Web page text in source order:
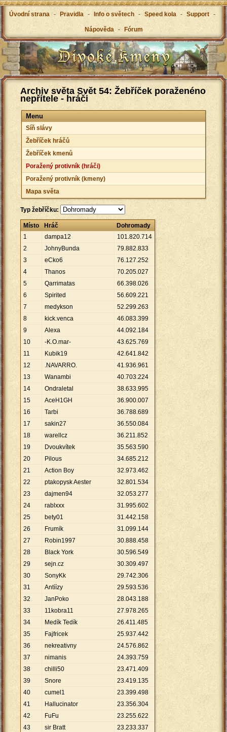
Úvodní strana - Pravidla - Info o světech - Speed kola - Support -
Nápověda - Fórum
Archiv světa Svět 54: Žebříček poraženéno
nepřítele - hráči
Menu
Síň slávy
Žebříček hráčů
Žebříček kmenů
Poražený protivník (hráči)
Poražený protivník (kmeny)
Mapa světa
Typ žebříčku:
Místo Hráč
Dohromady
1
dampa12 101.820.714
2
JohnyBunda 79.882.833
3
eCko6 76.127.252
4
Thanos 70.205.027
5
Qarrimatas 66.398.026
6
Spirited 56.609.221
7
medykson 52.299.263
8
kick.venca 46.083.399
9
Alexa 44.092.184
10
-K.O.mar- 43.625.769
11
Kubik19 42.641.842
12
.NAVARRO. 41.936.961
13
Wanambi 40.703.224
14
Ondraletal 38.633.995
15
AceH1GH 36.900.007
16
Tarbi 36.788.689
17
sakin27 36.550.084
18
warellcz 36.211.852
19
Dvoukvítek 35.563.590
20
Pilous 34.685.212
21
Action Boy 32.973.462
22
ptakopysk Aester 32.801.534
23
dajmen94 32.053.277
24
rablxxx 31.995.602
25
bety01 31.442.158
26
Frumík 31.099.144
27
Robin1997 30.888.458
28
Black York 30.596.549
29
sejn.cz 30.309.497
30
SonyKk 29.742.306
31
Antíízy 29.593.536
32
JanPoko 28.043.188
33
11kobra11 27.978.265
34
Medík Tedík 26.411.485
35
Fajfricek 25.937.442
36
nekreativny 24.576.862
37
nimanis 24.393.759
38
chilli50 23.471.409
39
Snore 23.419.135
40
cumel1 23.399.498
41
Hallucinator 23.356.304
42
FuFu 23.255.622
43
sir Bratt 23.233.337